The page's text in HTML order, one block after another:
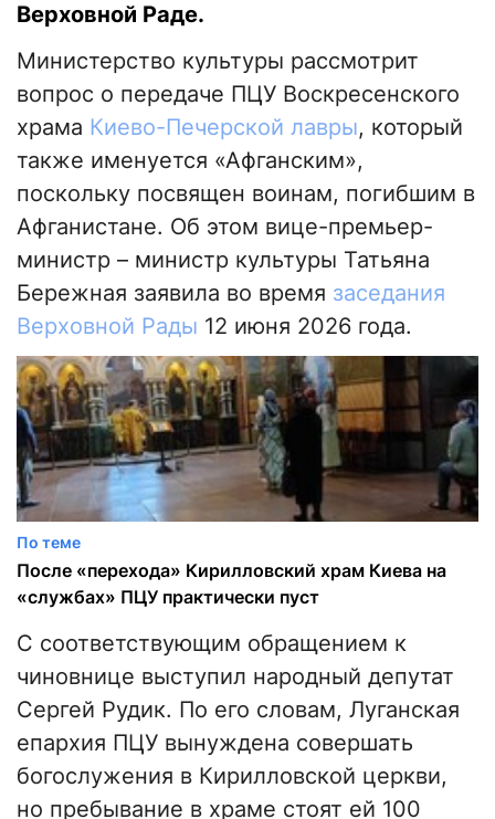
Верховной Раде.
Министерство культуры рассмотрит
вопрос о передаче ПЦУ Воскресенского
храма Киево-Печерской лавры, который
также именуется «Афганским»,
поскольку посвящен воинам, погибшим в
Афганистане. Об этом вице-премьер-
министр – министр культуры Татьяна
Бережная заявила во время заседания
Верховной Рады 12 июня 2026 года.
По теме
После «перехода» Кирилловский храм Киева на
«службах» ПЦУ практически пуст
С соответствующим обращением к
чиновнице выступил народный депутат
Сергей Рудик. По его словам, Луганская
епархия ПЦУ вынуждена совершать
богослужения в Кирилловской церкви,
но пребывание в храме стоят ей 100